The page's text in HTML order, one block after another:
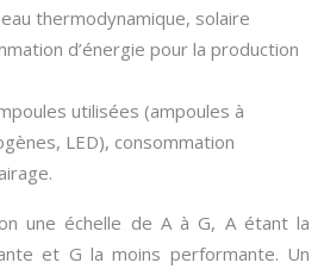
thermodynamique, solaire
d’énergie pour la production
utilisées (ampoules à
LED), consommation
une échelle de A à G, A étant la
et G la moins performante. Un